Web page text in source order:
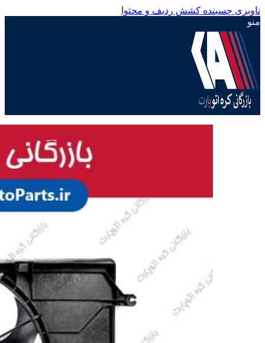
ناوبری چسبنده کشش ردیف و محتوا
منو